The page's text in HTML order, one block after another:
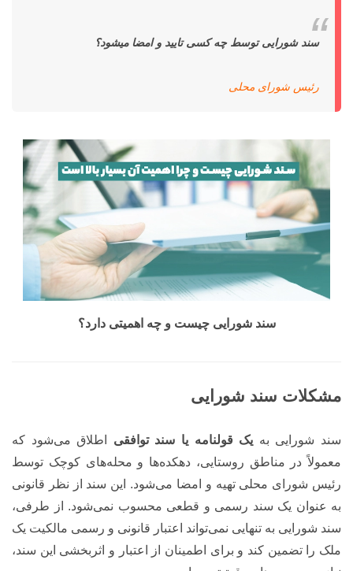
سند شورایی توسط چه کسی تایید و امضا میشود؟
رئیس شورای محلی
سند شورایی چیست و چه اهمیتی دارد؟
مشکلات سند شورایی
سند شورایی به یک قولنامه یا سند توافقی اطلاق می‌شود که
معمولاً در مناطق روستایی، دهکده‌ها و محله‌های کوچک توسط
رئیس شورای محلی تهیه و امضا می‌شود. این سند از نظر قانونی
به عنوان یک سند رسمی و قطعی محسوب نمی‌شود. از طرفی،
سند شورایی به تنهایی نمی‌تواند اعتبار قانونی و رسمی مالکیت یک
ملک را تضمین کند و برای اطمینان از اعتبار و اثربخشی این سند،